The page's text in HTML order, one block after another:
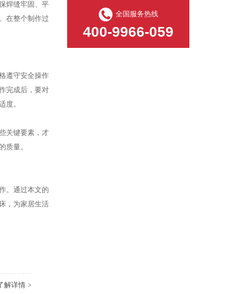
焊缝牢固、平
在整个制作过
遵守安全操作
完成后，要对
度。
关键要素，才
质量。
。通过本文的
，为家居生活
解详情 >
全国服务热线
400-9966-059